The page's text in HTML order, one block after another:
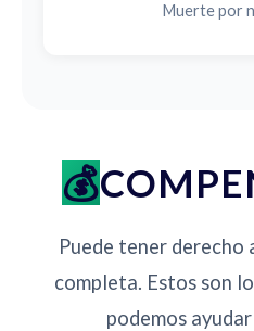
Muerte por
Puede tener derecho
completa. Estos son
podemos